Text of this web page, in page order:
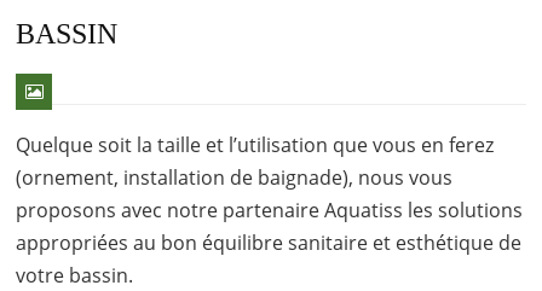
BASSIN
Quelque soit la taille et l’utilisation que vous en ferez
(ornement, installation de baignade), nous vous
proposons avec notre partenaire Aquatiss les solutions
appropriées au bon équilibre sanitaire et esthétique de
votre bassin.